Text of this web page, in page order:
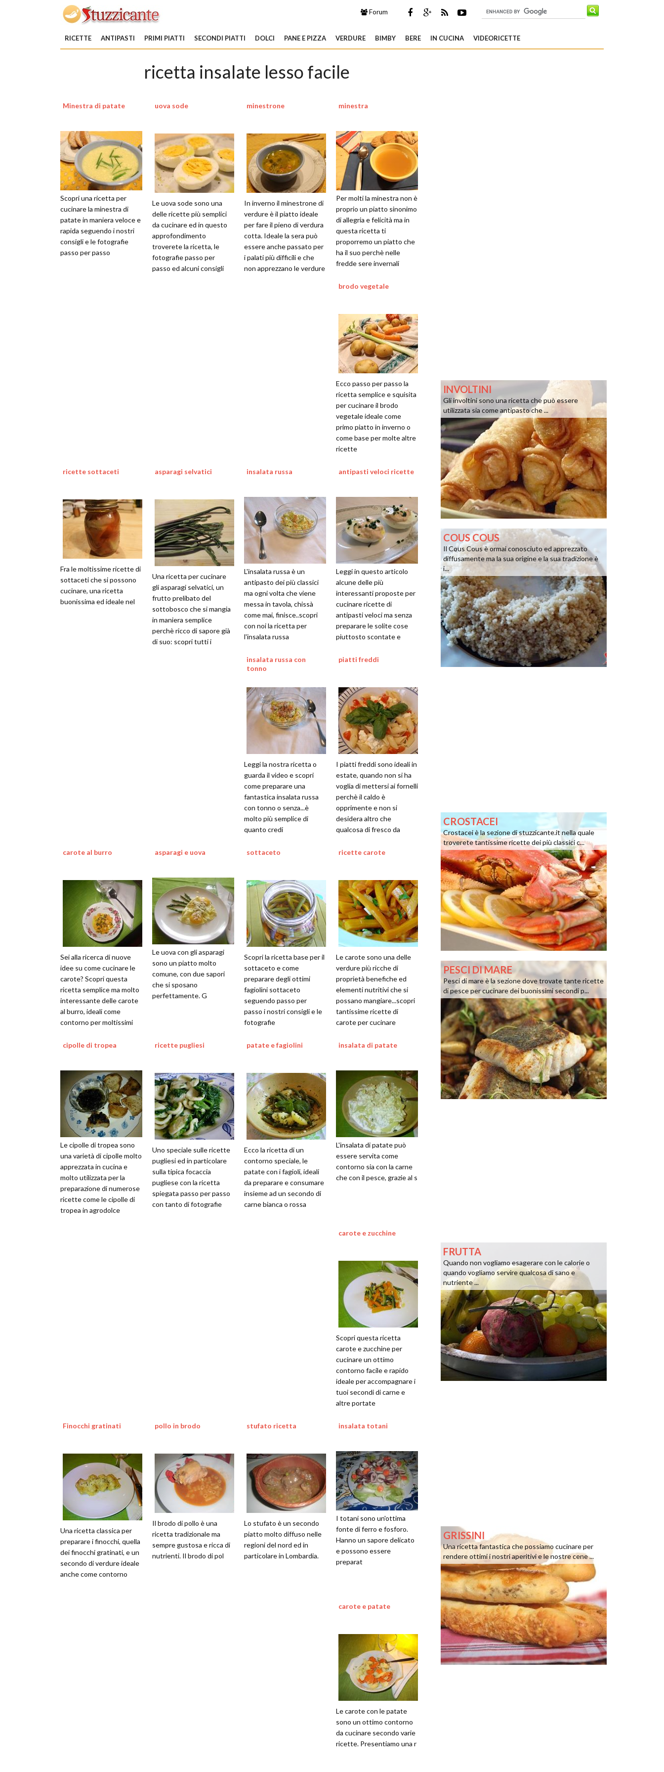
Forum
RICETTE ANTIPASTI PRIMI PIATTI SECONDI PIATTI DOLCI PANE E PIZZA VERDURE BIMBY BERE IN CUCINA VIDEORICETTE
ricetta insalate lesso facile
Minestra di patate
Scopri una ricetta per
cucinare la minestra di
patate in maniera veloce e
rapida seguendo i nostri
consigli e le fotografie
passo per passo
uova sode
Le uova sode sono una
delle ricette più semplici
da cucinare ed in questo
approfondimento
troverete la ricetta, le
fotografie passo per
passo ed alcuni consigli
minestrone
In inverno il minestrone di
verdure è il piatto ideale
per fare il pieno di verdura
cotta. Ideale la sera può
essere anche passato per
i palati più difficili e che
non apprezzano le verdure
minestra
Per molti la minestra non è
proprio un piatto sinonimo
di allegria e felicità ma in
questa ricetta ti
proporremo un piatto che
ha il suo perchè nelle
fredde sere invernali
brodo vegetale
Ecco passo per passo la
ricetta semplice e squisita
per cucinare il brodo
vegetale ideale come
primo piatto in inverno o
come base per molte altre
ricette
ricette sottaceti
Fra le moltissime ricette di
sottaceti che si possono
cucinare, una ricetta
buonissima ed ideale nel
asparagi selvatici
Una ricetta per cucinare
gli asparagi selvatici, un
frutto prelibato del
sottobosco che si mangia
in maniera semplice
perchè ricco di sapore già
di suo: scopri tutti i
insalata russa
L'insalata russa è un
antipasto dei più classici
ma ogni volta che viene
messa in tavola, chissà
come mai, finisce..scopri
con noi la ricetta per
l'insalata russa
antipasti veloci ricette
Leggi in questo articolo
alcune delle più
interessanti proposte per
cucinare ricette di
antipasti veloci ma senza
preparare le solite cose
piuttosto scontate e
insalata russa con
tonno
Leggi la nostra ricetta o
guarda il video e scopri
come preparare una
fantastica insalata russa
con tonno o senza...è
molto più semplice di
quanto credi
piatti freddi
I piatti freddi sono ideali in
estate, quando non si ha
voglia di mettersi ai fornelli
perchè il caldo è
opprimente e non si
desidera altro che
qualcosa di fresco da
carote al burro
Sei alla ricerca di nuove
idee su come cucinare le
carote? Scopri questa
ricetta semplice ma molto
interessante delle carote
al burro, ideali come
contorno per moltissimi
asparagi e uova
Le uova con gli asparagi
sono un piatto molto
comune, con due sapori
che si sposano
perfettamente. G
sottaceto
Scopri la ricetta base per il
sottaceto e come
preparare degli ottimi
fagiolini sottaceto
seguendo passo per
passo i nostri consigli e le
fotografie
ricette carote
Le carote sono una delle
verdure più ricche di
proprietà benefiche ed
elementi nutritivi che si
possano mangiare...scopri
tantissime ricette di
carote per cucinare
modi
cipolle di tropea
Le cipolle di tropea sono
una varietà di cipolle molto
apprezzata in cucina e
molto utilizzata per la
preparazione di numerose
ricette come le cipolle di
tropea in agrodolce
ricette pugliesi
Uno speciale sulle ricette
pugliesi ed in particolare
sulla tipica focaccia
pugliese con la ricetta
spiegata passo per passo
con tanto di fotografie
patate e fagiolini
Ecco la ricetta di un
contorno speciale, le
patate con i fagioli, ideali
da preparare e consumare
insieme ad un secondo di
carne bianca o rossa
insalata di patate
L'insalata di patate può
essere servita come
contorno sia con la carne
che con il pesce, grazie al s
carote e zucchine
Scopri questa ricetta
carote e zucchine per
cucinare un ottimo
contorno facile e rapido
ideale per accompagnare i
tuoi secondi di carne e
altre portate
Finocchi gratinati
Una ricetta classica per
preparare i finocchi, quella
dei finocchi gratinati, e un
secondo di verdure ideale
anche come contorno
pollo in brodo
Il brodo di pollo è una
ricetta tradizionale ma
sempre gustosa e ricca di
nutrienti. Il brodo di pol
stufato ricetta
Lo stufato è un secondo
piatto molto diffuso nelle
regioni del nord ed in
particolare in Lombardia.
insalata totani
I totani sono un'ottima
fonte di ferro e fosforo.
Hanno un sapore delicato
e possono essere
preparat
carote e patate
Le carote con le patate
sono un ottimo contorno
da cucinare secondo varie
ricette. Presentiamo una r
INVOLTINI
Gli involtini sono una ricetta che può essere
utilizzata sia come antipasto che ...
COUS COUS
Il Cous Cous è ormai conosciuto ed apprezzato
diffusamente ma la sua origine e la sua tradizione è
i...
CROSTACEI
Crostacei è la sezione di stuzzicante.it nella quale
troverete tantissime ricette dei più classici c...
PESCI DI MARE
Pesci di mare è la sezione dove trovate tante ricette
di pesce per cucinare dei buonissimi secondi p...
FRUTTA
Quando non vogliamo esagerare con le calorie o
quando vogliamo servire qualcosa di sano e
nutriente ...
GRISSINI
Una ricetta fantastica che possiamo cucinare per
rendere ottimi i nostri aperitivi e le nostre cene ...